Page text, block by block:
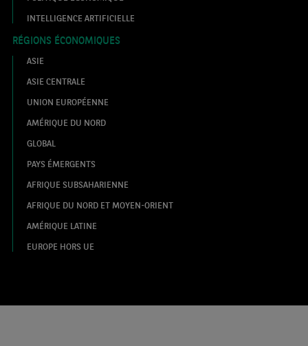
INTELLIGENCE ARTIFICIELLE
RÉGIONS ÉCONOMIQUES
ASIE
ASIE CENTRALE
UNION EUROPÉENNE
AMÉRIQUE DU NORD
GLOBAL
PAYS ÉMERGENTS
AFRIQUE SUBSAHARIENNE
AFRIQUE DU NORD ET MOYEN-ORIENT
AMÉRIQUE LATINE
EUROPE HORS UE